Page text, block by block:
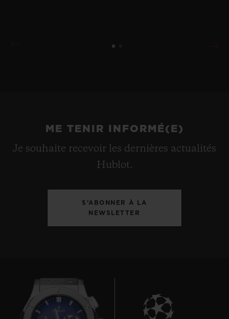
ME TENIR INFORMÉ(E)
Je souhaite recevoir les dernières actualités
Hublot.
S’ABONNER À LA
NEWSLETTER